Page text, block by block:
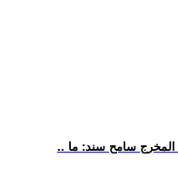
المخرج سامح سند: ما